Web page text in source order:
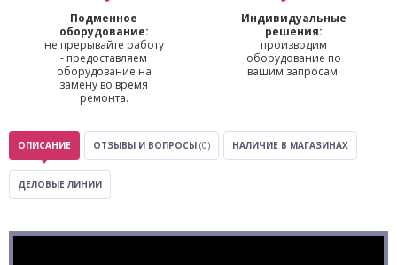
Подменное
оборудование:
не прерывайте работу
- предоставляем
оборудование на
замену во время
ремонта.
Индивидуальные
решения:
производим
оборудование по
вашим запросам.
ОПИСАНИЕ ОТЗЫВЫ И ВОПРОСЫ (0) НАЛИЧИЕ В МАГАЗИНАХ
ДЕЛОВЫЕ ЛИНИИ